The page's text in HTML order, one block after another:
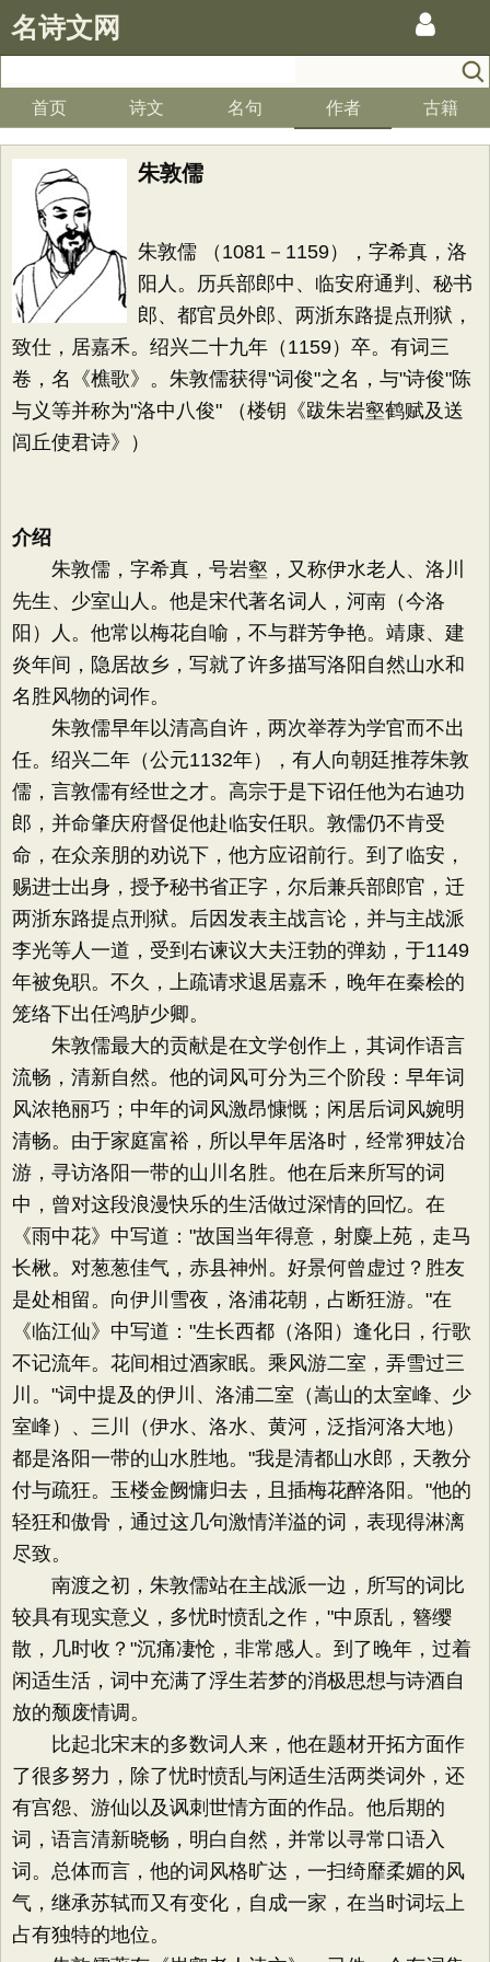
名诗文网
首页 诗文 名句 作者 古籍
朱敦儒
朱敦儒 （1081－1159），字希真，洛
阳人。历兵部郎中、临安府通判、秘书
郎、都官员外郎、两浙东路提点刑狱，
致仕，居嘉禾。绍兴二十九年（1159）卒。有词三
卷，名《樵歌》。朱敦儒获得"词俊"之名，与"诗俊"陈
与义等并称为"洛中八俊" （楼钥《跋朱岩壑鹤赋及送
闾丘使君诗》）
介绍
朱敦儒，字希真，号岩壑，又称伊水老人、洛川
先生、少室山人。他是宋代著名词人，河南（今洛
阳）人。他常以梅花自喻，不与群芳争艳。靖康、建
炎年间，隐居故乡，写就了许多描写洛阳自然山水和
名胜风物的词作。
朱敦儒早年以清高自许，两次举荐为学官而不出
任。绍兴二年（公元1132年），有人向朝廷推荐朱敦
儒，言敦儒有经世之才。高宗于是下诏任他为右迪功
郎，并命肇庆府督促他赴临安任职。敦儒仍不肯受
命，在众亲朋的劝说下，他方应诏前行。到了临安，
赐进士出身，授予秘书省正字，尔后兼兵部郎官，迁
两浙东路提点刑狱。后因发表主战言论，并与主战派
李光等人一道，受到右谏议大夫汪勃的弹劾，于1149
年被免职。不久，上疏请求退居嘉禾，晚年在秦桧的
笼络下出任鸿胪少卿。
朱敦儒最大的贡献是在文学创作上，其词作语言
流畅，清新自然。他的词风可分为三个阶段：早年词
风浓艳丽巧；中年的词风激昂慷慨；闲居后词风婉明
清畅。由于家庭富裕，所以早年居洛时，经常狎妓冶
游，寻访洛阳一带的山川名胜。他在后来所写的词
中，曾对这段浪漫快乐的生活做过深情的回忆。在
《雨中花》中写道："故国当年得意，射麋上苑，走马
长楸。对葱葱佳气，赤县神州。好景何曾虚过？胜友
是处相留。向伊川雪夜，洛浦花朝，占断狂游。"在
《临江仙》中写道："生长西都（洛阳）逢化日，行歌
不记流年。花间相过酒家眠。乘风游二室，弄雪过三
川。"词中提及的伊川、洛浦二室（嵩山的太室峰、少
室峰）、三川（伊水、洛水、黄河，泛指河洛大地）
都是洛阳一带的山水胜地。"我是清都山水郎，天教分
付与疏狂。玉楼金阙慵归去，且插梅花醉洛阳。"他的
轻狂和傲骨，通过这几句激情洋溢的词，表现得淋漓
尽致。
南渡之初，朱敦儒站在主战派一边，所写的词比
较具有现实意义，多忧时愤乱之作，"中原乱，簪缨
散，几时收？"沉痛凄怆，非常感人。到了晚年，过着
闲适生活，词中充满了浮生若梦的消极思想与诗酒自
放的颓废情调。
比起北宋末的多数词人来，他在题材开拓方面作
了很多努力，除了忧时愤乱与闲适生活两类词外，还
有宫怨、游仙以及讽刺世情方面的作品。他后期的
词，语言清新晓畅，明白自然，并常以寻常口语入
词。总体而言，他的词风格旷达，一扫绮靡柔媚的风
气，继承苏轼而又有变化，自成一家，在当时词坛上
占有独特的地位。